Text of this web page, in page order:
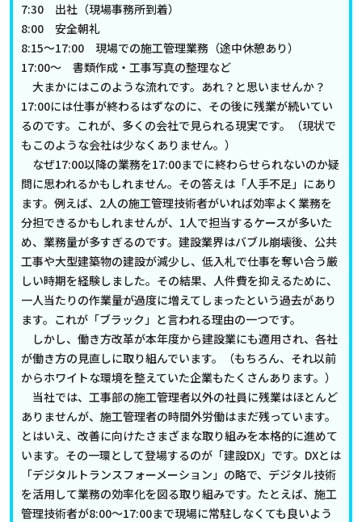
7:30 出社（現場事務所到着）
8:00 安全朝礼
8:15～17:00 現場での施工管理業務（途中休憩あり）
17:00～ 書類作成・工事写真の整理など
大まかにはこのような流れです。あれ？と思いませんか？
17:00には仕事が終わるはずなのに、その後に残業が続いてい
るのです。これが、多くの会社で見られる現実です。（現状で
もこのような会社は少なくありません。）
なぜ17:00以降の業務を17:00までに終わらせられないのか疑
問に思われるかもしれません。その答えは「人手不足」にあり
ます。例えば、2人の施工管理技術者がいれば効率よく業務を
分担できるかもしれませんが、1人で担当するケースが多いた
め、業務量が多すぎるのです。建設業界はバブル崩壊後、公共
工事や大型建築物の建設が減少し、低入札で仕事を奪い合う厳
しい時期を経験しました。その結果、人件費を抑えるために、
一人当たりの作業量が過度に増えてしまったという過去があり
ます。これが「ブラック」と言われる理由の一つです。
しかし、働き方改革が本年度から建設業にも適用され、各社
が働き方の見直しに取り組んでいます。（もちろん、それ以前
からホワイトな環境を整えていた企業もたくさんあります。）
当社では、工事部の施工管理者以外の社員に残業はほとんど
ありませんが、施工管理者の時間外労働はまだ残っています。
とはいえ、改善に向けたさまざまな取り組みを本格的に進めて
います。その一環として登場するのが「建設DX」です。DXとは
「デジタルトランスフォーメーション」の略で、デジタル技術
を活用して業務の効率化を図る取り組みです。たとえば、施工
管理技術者が8:00～17:00まで現場に常駐しなくても良いよう